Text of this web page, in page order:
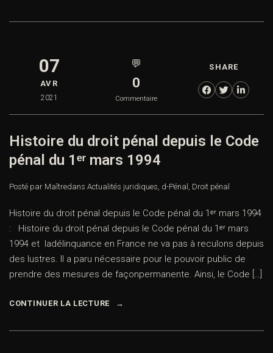
07
AVR
2021
💬
0
Commentaire
SHARE
Histoire du droit pénal depuis le Code
pénal du 1ᵉʳ mars 1994
Posté par Maîtredans Actualités juridiques, d-Pénal , Droit pénal
Histoire du droit pénal depuis le Code pénal du 1ᵉʳ mars 1994
: Histoire du droit pénal depuis le Code pénal du 1ᵉʳ mars
1994 et ladélinquance en France ne va pas à reculons depuis
des lustres. Il a paru nécessaire pour le pouvoir public de
prendre des mesures de façonpermanente. Ainsi, le Code […]
CONTINUER LA LECTURE